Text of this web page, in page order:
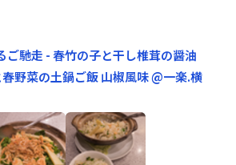
ご馳走 - 春竹の子と干し椎茸の醤油
野菜の土鍋ご飯 山椒風味 @一楽.横